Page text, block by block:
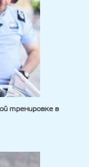
тренировке в